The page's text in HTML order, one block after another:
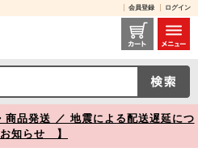
会員登録 ログイン
チップ搭載 Transcend製 CFカード【メモリダイレクト】
品発送 ／ 地震による配送遅延につ
知らせ 】